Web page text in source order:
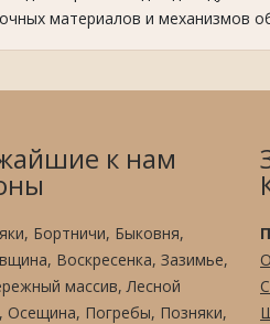
материалов и механизмов
к нам
Бортничи, Быковня,
Воскресенка, Зазимье,
массив, Лесной
Осещина, Погребы, Позняки,